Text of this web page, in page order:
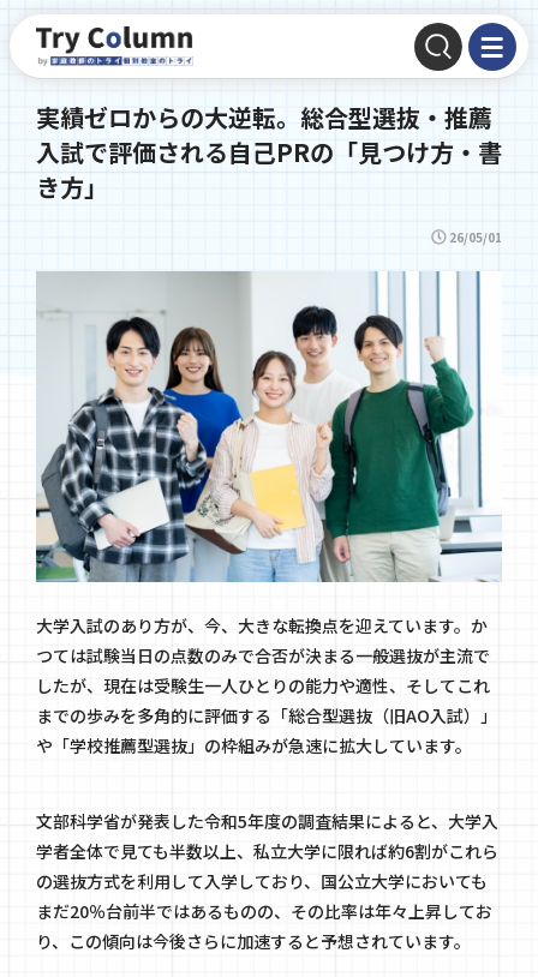
実績ゼロからの大逆転。総合型選抜・推薦
入試で評価される自己PRの「見つけ方・書
き方」
26/05/01
大学入試のあり方が、今、大きな転換点を迎えています。か
つては試験当日の点数のみで合否が決まる一般選抜が主流で
したが、現在は受験生一人ひとりの能力や適性、そしてこれ
までの歩みを多角的に評価する「総合型選抜（旧AO入試）」
や「学校推薦型選抜」の枠組みが急速に拡大しています。
文部科学省が発表した令和5年度の調査結果によると、大学入
学者全体で見ても半数以上、私立大学に限れば約6割がこれら
の選抜方式を利用して入学しており、国公立大学においても
まだ20％台前半ではあるものの、その比率は年々上昇してお
り、この傾向は今後さらに加速すると予想されています。